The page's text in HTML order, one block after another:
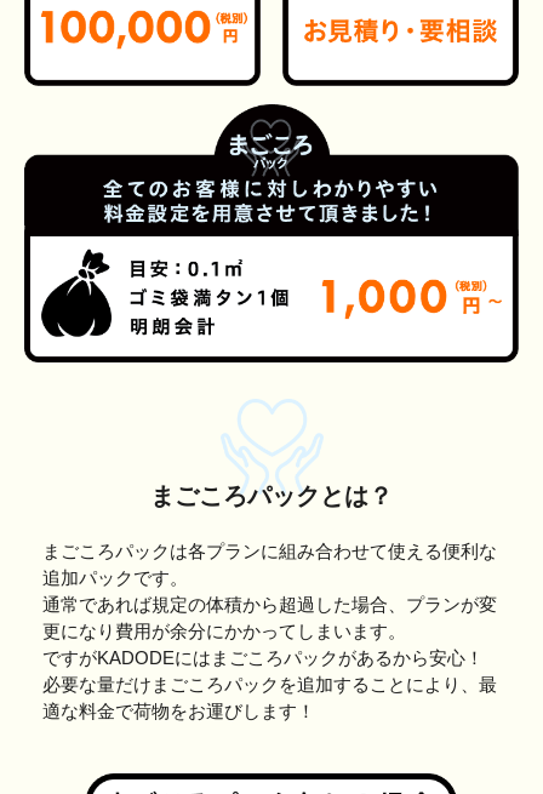
まごころパックとは？
まごころパックは各プランに組み合わせて使える便利な
追加パックです。
通常であれば規定の体積から超過した場合、プランが変
更になり費用が余分にかかってしまいます。
ですがKADODEにはまごころパックがあるから安心！
必要な量だけまごころパックを追加することにより、最
適な料金で荷物をお運びします！